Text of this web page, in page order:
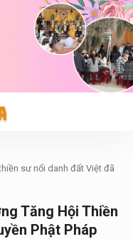
sư nổi danh đất Việt đã
Tăng Hội Thiền
Phật Pháp